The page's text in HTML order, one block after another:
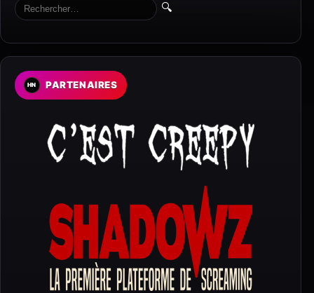
🔍
PARTENAIRES